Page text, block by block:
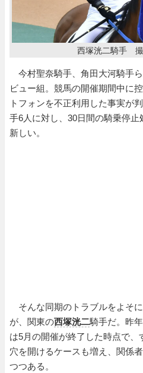
西塚洸二騎手
今村聖奈騎手、角田大河騎手
ビュー組。競馬の開催期間中に
トフォンを不正利用した事実が
手6人に対し、30日間の騎乗停
新しい。
そんな同期のトラブルをよそ
が、関東の西塚洸二騎手だ。昨
は5月の開催が終了した時点で
穴を開けるケースも増え、関係
つつある。